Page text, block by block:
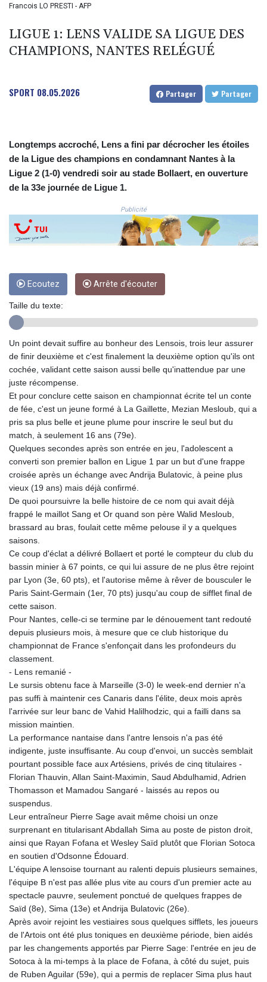
CAD 1.612324
2614.086957
COP
3648.389022
CRC 523.81326
CVE 110.22332
CZK 24.264051
DJF
DOP 67.26602
EGP 57.609419
ETB
185.985596
FJD 2.552261
GBP 0.856098
GEL 3.015386
GGP 0.857019
GHS 13.519372
GIP 0.857019
GMD
84.920858
GNF
10120.260724
GTQ 8.791676
GYD
HKD 9.064594
HNL 30.884989
HRK 7.534375
HTG
HUF
363.033032
IDR
IMP 0.857019
INR 110.072122
IQD
IRR
1589307.85432
ISK 142.587462
JEP 0.857019
JMD
JOD 0.819159
JPY
182.969975
149.450928
KGS 101.03906
KHR
4680.351701
KMF
492.199617
KRW
1636.950761
KWD 0.356741
Francois LO PRESTI - AFP
LIGUE 1: LENS VALIDE SA LIGUE DES
CHAMPIONS, NANTES RELÉGUÉ
SPORT 08.05.2026 Partager Partager
Longtemps accroché, Lens a fini par décrocher les étoiles
de la Ligue des champions en condamnant Nantes à la
Ligue 2 (1-0) vendredi soir au stade Bollaert, en ouverture
de la 33e journée de Ligue 1.
Publicité
Ecoutez Arrête d'écouter
Taille du texte:
Un point devait suffire au bonheur des Lensois, trois leur assurer
de finir deuxième et c'est finalement la deuxième option qu'ils ont
cochée, validant cette saison aussi belle qu'inattendue par une
juste récompense.
Et pour conclure cette saison en championnat écrite tel un conte
de fée, c'est un jeune formé à La Gaillette, Mezian Mesloub, qui a
pris sa plus belle et jeune plume pour inscrire le seul but du
match, à seulement 16 ans (79e).
Quelques secondes après son entrée en jeu, l'adolescent a
converti son premier ballon en Ligue 1 par un but d'une frappe
croisée après un échange avec Andrija Bulatovic, à peine plus
vieux (19 ans) mais déjà confirmé.
De quoi poursuivre la belle histoire de ce nom qui avait déjà
frappé le maillot Sang et Or quand son père Walid Mesloub,
brassard au bras, foulait cette même pelouse il y a quelques
saisons.
Ce coup d'éclat a délivré Bollaert et porté le compteur du club du
bassin minier à 67 points, ce qui lui assure de ne plus être rejoint
par Lyon (3e, 60 pts), et l'autorise même à rêver de bousculer le
Paris Saint-Germain (1er, 70 pts) jusqu'au coup de sifflet final de
cette saison.
Pour Nantes, celle-ci se termine par le dénouement tant redouté
depuis plusieurs mois, à mesure que ce club historique du
championnat de France s'enfonçait dans les profondeurs du
classement.
- Lens remanié -
Le sursis obtenu face à Marseille (3-0) le week-end dernier n'a
pas suffi à maintenir ces Canaris dans l'élite, deux mois après
l'arrivée sur leur banc de Vahid Halilhodzic, qui a failli dans sa
mission maintien.
La performance nantaise dans l'antre lensois n'a pas été
indigente, juste insuffisante. Au coup d'envoi, un succès semblait
pourtant possible face aux Artésiens, privés de cinq titulaires -
Florian Thauvin, Allan Saint-Maximin, Saud Abdulhamid, Adrien
Thomasson et Mamadou Sangaré - laissés au repos ou
suspendus.
Leur entraîneur Pierre Sage avait même choisi un onze
surprenant en titularisant Abdallah Sima au poste de piston droit,
ainsi que Rayan Fofana et Wesley Saïd plutôt que Florian Sotoca
en soutien d'Odsonne Édouard.
L'équipe A lensoise tournant au ralenti depuis plusieurs semaines,
l'équipe B n'est pas allée plus vite au cours d'un premier acte au
spectacle pauvre, seulement ponctué de quelques frappes de
Saïd (8e), Sima (13e) et Andrija Bulatovic (26e).
Après avoir rejoint les vestiaires sous quelques sifflets, les joueurs
de l'Artois ont été plus toniques en deuxième période, bien aidés
par les changements apportés par Pierre Sage: l'entrée en jeu de
Sotoca à la mi-temps à la place de Fofana, à côté du sujet, puis
de Ruben Aguilar (59e), qui a permis de replacer Sima plus haut